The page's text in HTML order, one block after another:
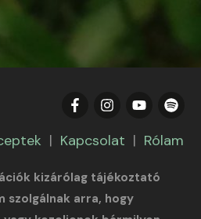
| Kapcsolat | Rólam
kizárólag tájékoztató
szolgálnak arra, hogy